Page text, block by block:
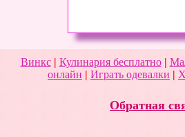
Винкс| Кулинария бесплатно|
онлайн | Играть одевалки |
Обратная